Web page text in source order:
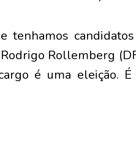
tenhamos
Rollemberg
é uma eleição.